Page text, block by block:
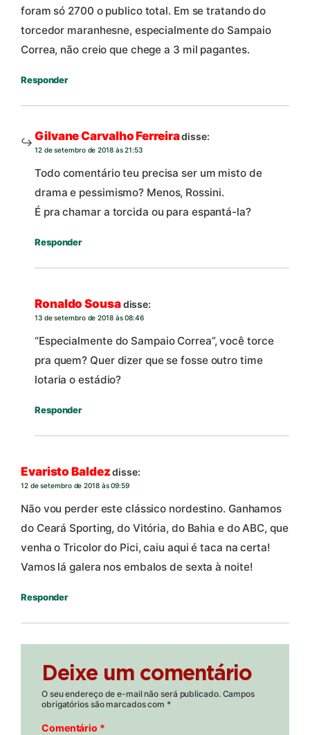
foram só 2700 o publico total. Em se tratando do
torcedor maranhesne, especialmente do Sampaio
Correa, não creio que chege a 3 mil pagantes.
Responder
Gilvane Carvalho Ferreiradisse:
12 de setembro de 2018 às 21:53
Todo comentário teu precisa ser um misto de
drama e pessimismo? Menos, Rossini.
É pra chamar a torcida ou para espantá-la?
Responder
Ronaldo Sousadisse:
13 de setembro de 2018 às 08:46
“Especialmente do Sampaio Correa”, você torce
pra quem? Quer dizer que se fosse outro time
lotaria o estádio?
Responder
Evaristo Baldez disse:
12 de setembro de 2018 às 09:59
Não vou perder este clássico nordestino. Ganhamos
do Ceará Sporting, do Vitória, do Bahia e do ABC, que
venha o Tricolor do Pici, caiu aqui é taca na certa!
Vamos lá galera nos embalos de sexta à noite!
Responder
Deixe um comentário
O seu endereço de e-mail não será publicado. Campos
obrigatórios são marcados com *
Comentário *